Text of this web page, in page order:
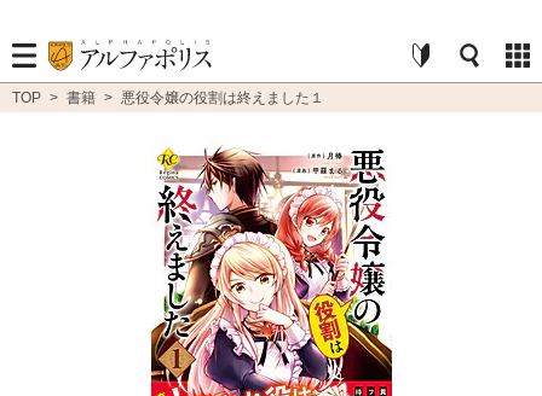
TOP > 書籍 > 悪役令嬢の役割は終えました１